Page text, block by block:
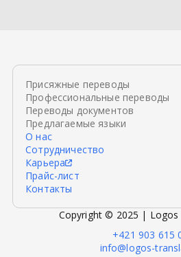
Присяжные переводы
Профессиональные переводы
Переводы документов
Предлагаемые языки
О нас
Сотрудничество
Карьера
Прайс-лист
Контакты
Copyright © 2025 | Logos
+421 903 615
info@logos-